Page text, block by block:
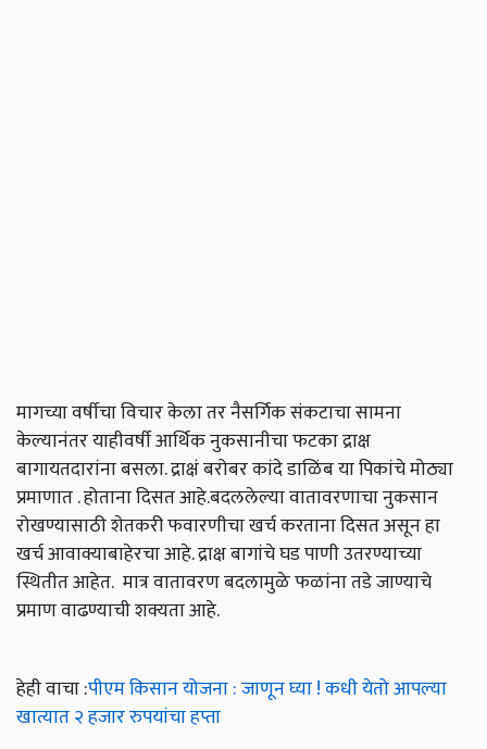
मागच्या वर्षीचा विचार केला तर नैसर्गिक संकटाचा सामना
केल्यानंतर याहीवर्षी आर्थिक नुकसानीचा फटका द्राक्ष
बागायतदारांना बसला. द्राक्षं बरोबर कांदे डाळिंब या पिकांचे मोठ्या
प्रमाणात . होताना दिसत आहे.बदललेल्या वातावरणाचा नुकसान
रोखण्यासाठी शेतकरी फवारणीचा खर्च करताना दिसत असून हा
खर्च आवाक्याबाहेरचा आहे. द्राक्ष बागांचे घड पाणी उतरण्याच्या
स्थितीत आहेत. मात्र वातावरण बदलामुळे फळांना तडे जाण्याचे
प्रमाण वाढण्याची शक्यता आहे.
हेही वाचा :पीएम किसान योजना : जाणून घ्या ! कधी येतो आपल्या
खात्यात २ हजार रुपयांचा हप्ता